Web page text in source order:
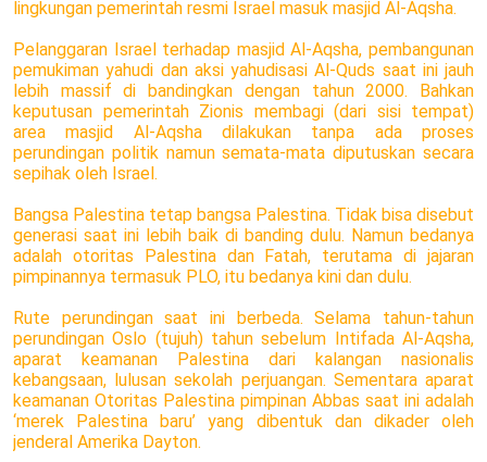
lingkungan pemerintah resmi Israel masuk masjid Al-Aqsha.
Pelanggaran Israel terhadap masjid Al-Aqsha, pembangunan
pemukiman yahudi dan aksi yahudisasi Al-Quds saat ini jauh
lebih massif di bandingkan dengan tahun 2000. Bahkan
keputusan pemerintah Zionis membagi (dari sisi tempat)
area masjid Al-Aqsha dilakukan tanpa ada proses
perundingan politik namun semata-mata diputuskan secara
sepihak oleh Israel.
Bangsa Palestina tetap bangsa Palestina. Tidak bisa disebut
generasi saat ini lebih baik di banding dulu. Namun bedanya
adalah otoritas Palestina dan Fatah, terutama di jajaran
pimpinannya termasuk PLO, itu bedanya kini dan dulu.
Rute perundingan saat ini berbeda. Selama tahun-tahun
perundingan Oslo (tujuh) tahun sebelum Intifada Al-Aqsha,
aparat keamanan Palestina dari kalangan nasionalis
kebangsaan, lulusan sekolah perjuangan. Sementara aparat
keamanan Otoritas Palestina pimpinan Abbas saat ini adalah
‘merek Palestina baru’ yang dibentuk dan dikader oleh
jenderal Amerika Dayton.